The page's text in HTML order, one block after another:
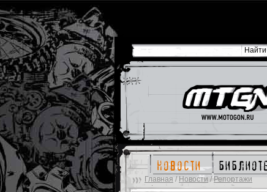
новости
Главная / Новости /Репортажи